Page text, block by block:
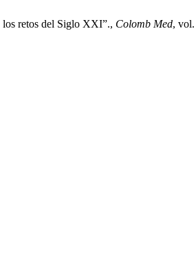
retos del Siglo XXI”., Colomb Med,